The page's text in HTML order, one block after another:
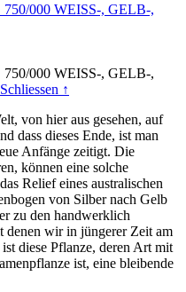
750/000 WEISS-, GELB-,
750/000 WEISS-, GELB-,
Schliessen ↑
von hier aus gesehen, auf
dass dieses Ende, ist man
Anfänge zeitigt. Die
können eine solche
Relief eines australischen
von Silber nach Gelb
zu den handwerklich
denen wir in jüngerer Zeit am
diese Pflanze, deren Art mit
ist, eine bleibende